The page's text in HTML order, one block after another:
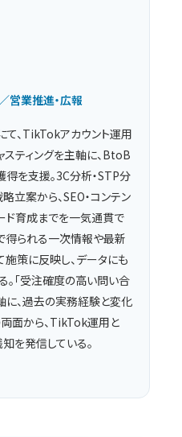
営業推進・広報
て、TikTokアカウント運用
ティングを主軸に、BtoB
を支援。3C分析・STP分
立案から、SEO・コンテン
ド育成までを一気通貫で
得られる一次情報や最新
策に反映し、データにも
。「受注確度の高い問い合
に、過去の実務経験と変化
面から、TikTok運用と
を発信している。